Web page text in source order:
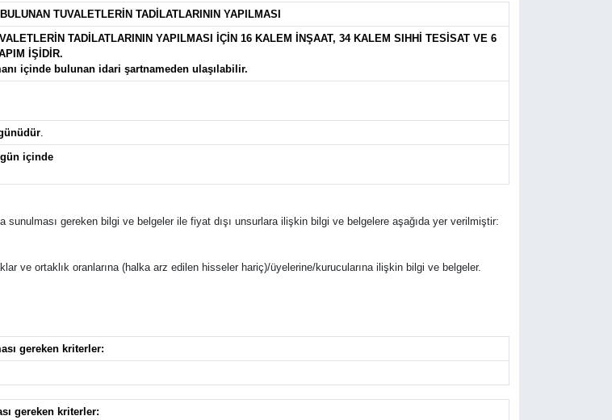
TUVALETLERİN TADİLATLARININ YAPILMASI
TADİLATLARININ YAPILMASI İÇİN 16 KALEM İNŞAAT, 34 KALEM SIHHİ TESİSAT VE 6
İŞİDİR.
içinde bulunan idari şartnameden ulaşılabilir.
.
içinde
gereken bilgi ve belgeler ile fiyat dışı unsurlara ilişkin bilgi ve belgelere aşağıda yer verilmiştir:
ve ortaklık oranlarına (halka arz edilen hisseler hariç)/üyelerine/kurucularına ilişkin bilgi ve belgeler.
gereken kriterler:
gereken kriterler: